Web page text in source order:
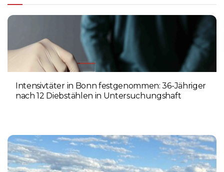
Intensivtäter in Bonn festgenommen: 36-Jähriger
nach 12 Diebstählen in Untersuchungshaft